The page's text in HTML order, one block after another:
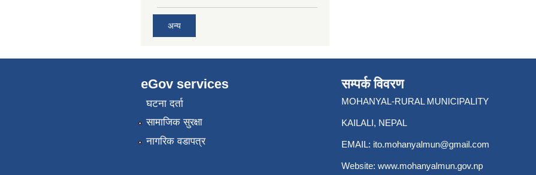
अन्य
eGov services
घटना दर्ता
सामाजिक सुरक्षा
नागरिक वडापत्र
सम्पर्क विवरण
MOHANYAL-RURAL MUNICIPALITY
KAILALI, NEPAL
EMAIL: ito.mohanyalmun@gmail.com
Website: www.mohanyalmun.gov.np